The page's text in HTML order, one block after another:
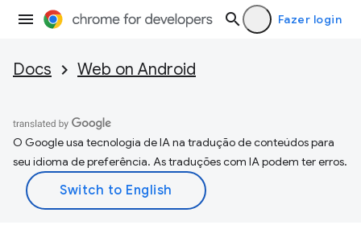
Fazer login
Docs Web on Android
O Google usa tecnologia de IA na tradução de conteúdos para
seu idioma de preferência. As traduções com IA podem ter erros.